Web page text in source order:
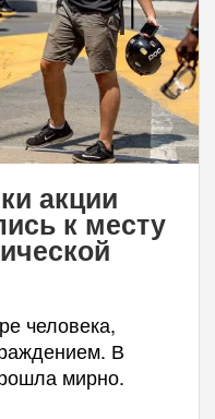
акции
к месту
человека,
В
мирно.